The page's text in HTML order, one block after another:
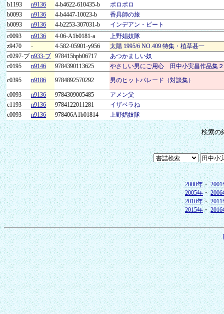
b1193
n9136 4-b4622-610435-b
ポロポロ
b0093
n9136 4-b4447-10023-b
香具師の旅
b0093
n9136 4-b2253-307031-b
インデアン・ピート
c0093
n9136 4-06-A1b0181-a
上野娼妓隊
z9470
- 4-582-05901-y956
太陽 1995/6 NO.409 特集・植草甚一
c0297-ブ n933-ブ 978415hpb06717
あつかましい奴
c0195
n9146 9784390113625
やさしい男にご用心 田中小実昌作品集２
c0395
n9186 9784892570292 男のヒットパレード（対談集）
c0093 n9136 9784309005485
アメン父
c1193
n9136 9784122011281
イザベラね
c0093
n9136 978406A1b01814 上野娼妓隊
検索の
2000年・2001
2005年・2006
2010年・2011
2015年・2016